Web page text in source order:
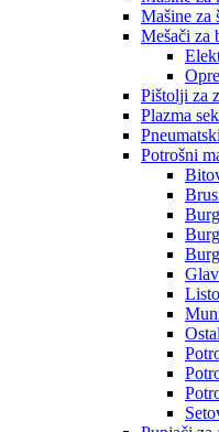
Mašine za
Mešači za
Pištolji za
Plazma
Potrošni